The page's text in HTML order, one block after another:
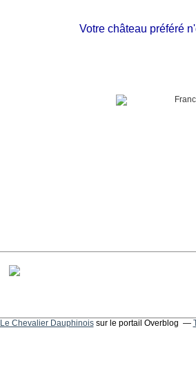
Votre château préféré
Le Chevalier Dauphinoissur le portail Overblog